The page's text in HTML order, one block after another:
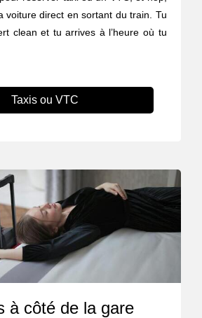
voiture direct en sortant du train. Tu
clean et tu arrives à l’heure où tu
Taxis ou VTC
à côté de la gare